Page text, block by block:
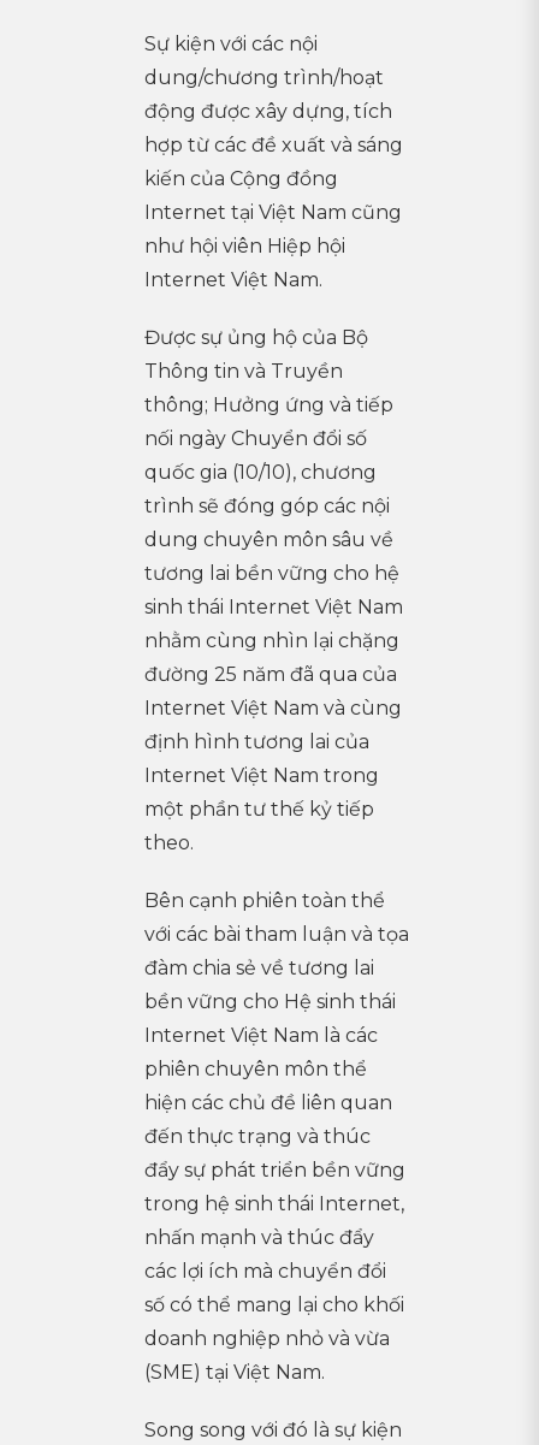
Sự kiện với các nội
dung/chương trình/hoạt
động được xây dựng, tích
hợp từ các đề xuất và sáng
kiến của Cộng đồng
Internet tại Việt Nam cũng
như hội viên Hiệp hội
Internet Việt Nam.
Được sự ủng hộ của Bộ
Thông tin và Truyền
thông; Hưởng ứng và tiếp
nối ngày Chuyển đổi số
quốc gia (10/10), chương
trình sẽ đóng góp các nội
dung chuyên môn sâu về
tương lai bền vững cho hệ
sinh thái Internet Việt Nam
nhằm cùng nhìn lại chặng
đường 25 năm đã qua của
Internet Việt Nam và cùng
định hình tương lai của
Internet Việt Nam trong
một phần tư thế kỷ tiếp
theo.
Bên cạnh phiên toàn thể
với các bài tham luận và tọa
đàm chia sẻ về tương lai
bền vững cho Hệ sinh thái
Internet Việt Nam là các
phiên chuyên môn thể
hiện các chủ đề liên quan
đến thực trạng và thúc
đẩy sự phát triển bền vững
trong hệ sinh thái Internet,
nhấn mạnh và thúc đẩy
các lợi ích mà chuyển đổi
số có thể mang lại cho khối
doanh nghiệp nhỏ và vừa
(SME) tại Việt Nam.
Song song với đó là sự kiện